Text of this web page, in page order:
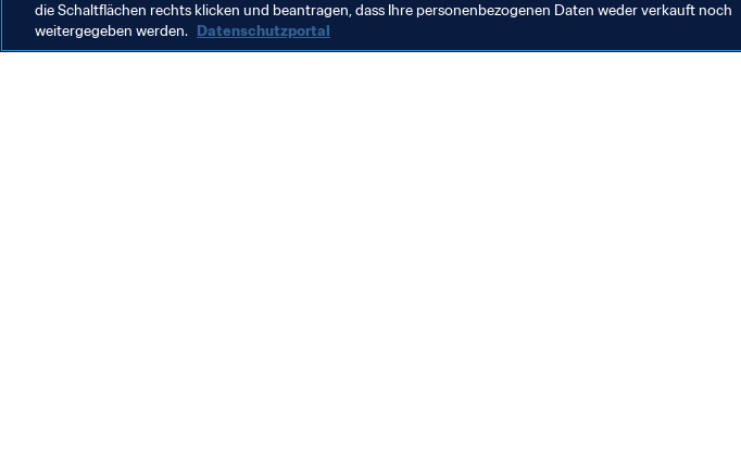
die Schaltflächen rechts klicken und beantragen, dass Ihre personenbezogenen Daten weder verkauft noch
weitergegeben werden. Datenschutzportal